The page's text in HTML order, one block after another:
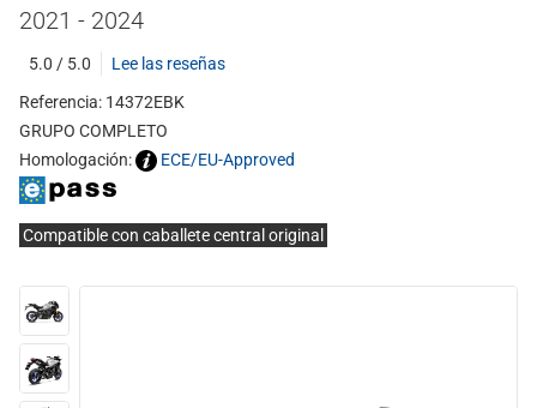
2021 - 2024
5.0 / 5.0
Lee las reseñas
Referencia: 14372EBK
GRUPO COMPLETO
Homologación:
ECE/EU-Approved
Compatible con caballete central original